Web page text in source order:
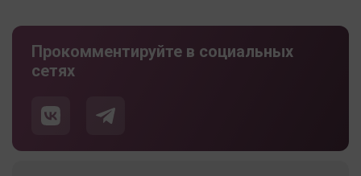
Прокомментируйте в социальных
сетях